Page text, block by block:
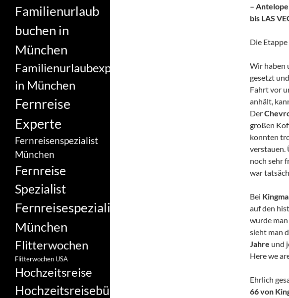
–
bis LAS
Die Etappe
Wir haben
gesetzt
Fahrt vor
anhält,
Der
großen
konnten
verstauen.
noch sehr
war
Bei
auf den
wurde
sieht man
Jahre und
Here we
Ehrlich
66 von
Familienurlaub
buchen in
München
Familienurlaubexperte
in München
Fernreise
Experte
Fernreisenspezialist
München
Fernreise
Spezialist
Fernreisespezialist
München
Flitterwochen
Flitterwochen USA
Hochzeitsreise
Hochzeitsreisebüro